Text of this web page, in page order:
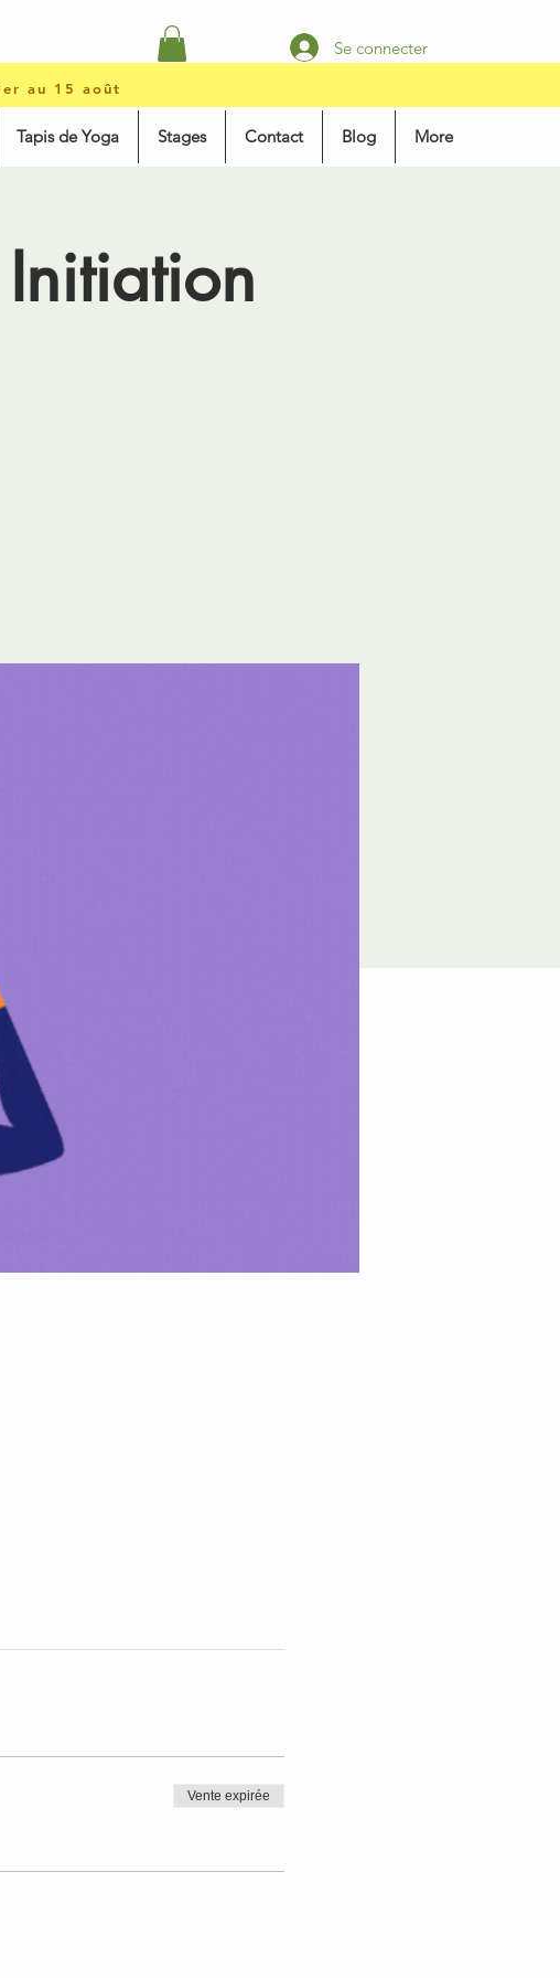
Se connecter
au 15 août
Tapis de Yoga Stages Contact Blog More
Vente expirée